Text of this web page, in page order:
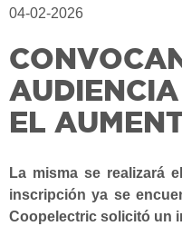
04-02-2026
EL
La misma se realizará
inscripción ya se
Coopelectric solicitó un